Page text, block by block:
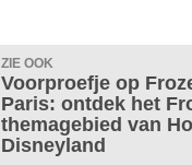
ZIE OOK
Voorproefje op
Paris: ontdek het
themagebied van
Disneyland